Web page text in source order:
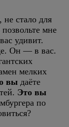
стало для
мне
удивит.
Он — в вас.
мелких
вы даёте
Это вы
по